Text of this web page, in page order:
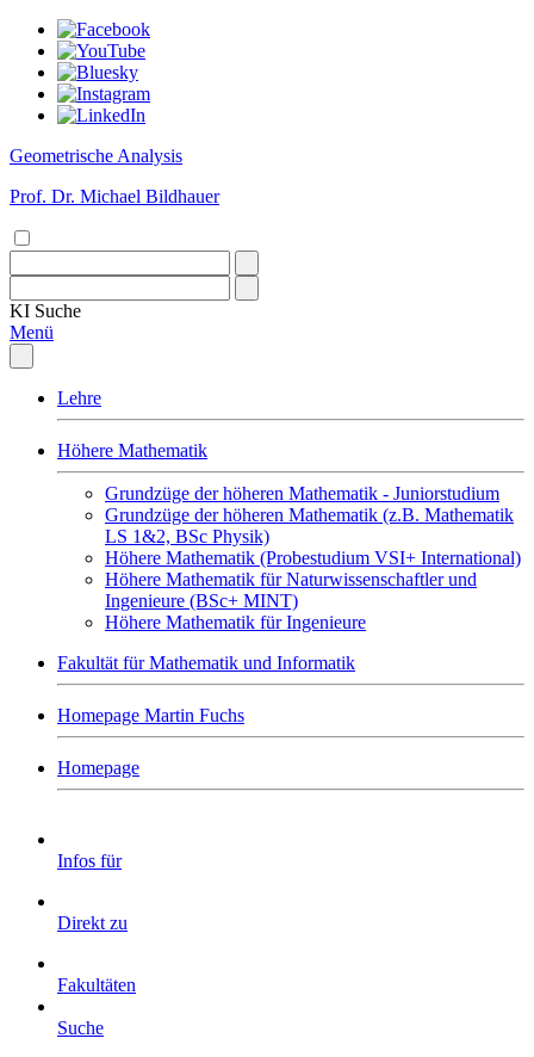
Geometrische Analysis
Prof. Dr. Michael Bildhauer
KI Suche
Menü
Lehre
Höhere Mathematik
Grundzüge der höheren Mathematik - Juniorstudium
Grundzüge der höheren Mathematik (z.B. Mathematik
LS 1&2, BSc Physik)
Höhere Mathematik (Probestudium VSI+ International)
Höhere Mathematik für Naturwissenschaftler und
Ingenieure (BSc+ MINT)
Höhere Mathematik für Ingenieure
Fakultät für Mathematik und Informatik
Homepage Martin Fuchs
Homepage
Infos für
Direkt zu
Fakultäten
Suche